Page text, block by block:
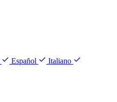
Español Italiano